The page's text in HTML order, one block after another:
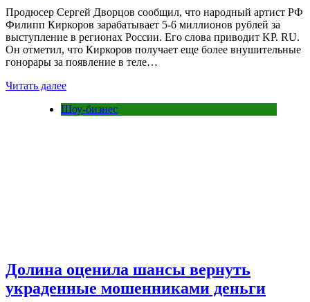
Продюсер Сергей Дворцов сообщил, что народный артист РФ
Филипп Киркоров зарабатывает 5-6 миллионов рублей за
выступление в регионах России. Его слова приводит KP. RU.
Он отметил, что Киркоров получает еще более внушительные
гонорары за появление в теле…
Читать далее
Шоу-бизнес
Долина оценила шансы вернуть
украденные мошенниками деньги